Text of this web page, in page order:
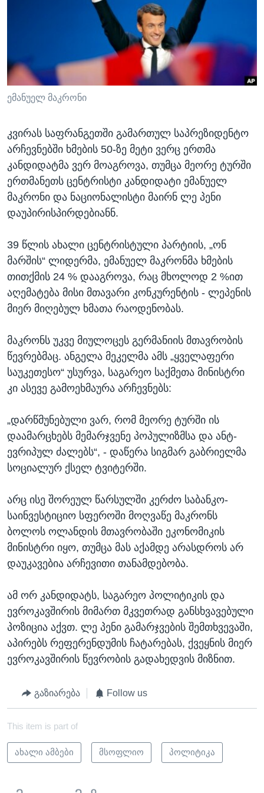
ᲡᲢᲣᲓᲘᲐ ᲕᲐᲨᲘᲜᲒᲢᲝᲜᲘ
ᲘᲜᲢᲔᲠᲕᲘᲣ
ᲙᲣᲚᲢᲣᲠᲐ
ᲓᲔᲖᲘᲜᲤᲝᲠᲛᲐᲪᲘᲐ
ემანუელ მაკრონი
კვირას საფრანგეთში გამართულ საპრეზიდენტო
არჩევნებში ხმების 50-ზე მეტი ვერც ერთმა
კანდიდატმა ვერ მოაგროვა, თუმცა მეორე ტურში
ერთმანეთს ცენტრისტი კანდიდატი ემანუელ
მაკრონი და ნაციონალისტი მაირნ ლე პენი
დაუპირისპირდებიანნ.
39 წლის ახალი ცენტრისტული პარტიის, „ონ
მარშის“ ლიდერმა, ემანუელ მაკრონმა ხმების
თითქმის 24 % დააგროვა, რაც მხოლოდ 2 %ით
აღემატება მისი მთავარი კონკურენტის - ლეპენის
მიერ მიღებულ ხმათა რაოდენობას.
მაკრონს უკვე მიულოცეს გერმანიის მთავრობის
წევრებმაც. ანგელა მეკელმა ამს „ყველაფერი
საუკეთესო“ უსურვა, საგარეო საქმეთა მინისტრი
კი ასევე გამოეხმაურა არჩევნებს:
„დარწმუნებული ვარ, რომ მეორე ტურში ის
დაამარცხებს მემარჯვენე პოპულიზმსა და ანტ-
ევრიპულ ძალებს“, - დაწერა სიგმარ გაბრიელმა
სოციალურ ქსელ ტვიტერში.
არც ისე შორეულ წარსულში კერძო საბანკო-
საინვესტიციო სფეროში მოღვაწე მაკრონს
ბოლოს ოლანდის მთავრობაში ეკონომიკის
მინისტრი იყო, თუმცა მას აქამდე არასდროს არ
დაუკავებია არჩევითი თანამდებობა.
ამ ორ კანდიდატს, საგარეო პოლიტიკის და
ევროკავშირის მიმართ მკვეთრად განსხვავებული
პოზიცია აქვთ. ლე პენი გამარჯვების შემთხვევაში,
აპირებს რეფერენდუმის ჩატარებას, ქვეყნის მიერ
ევროკავშირის წევრობის გადახედვის მიზნით.
გაზიარება Follow us
This item is part of
ახალი ამბები მსოფლიო პოლიტიკა